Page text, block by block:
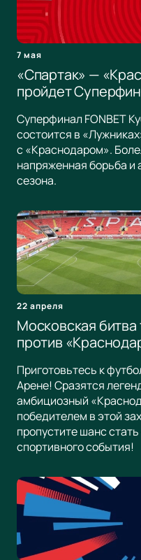
7 мая
«Спартак» —
пройдет
Суперфинал FONBET
состоится в
с «Краснодаром».
напряженная борьба и
сезона.
22 апреля
Московская битва
против
Приготовьтесь к
Арене! Сразятся
амбициозный
победителем в этой
пропустите шанс
спортивного события!